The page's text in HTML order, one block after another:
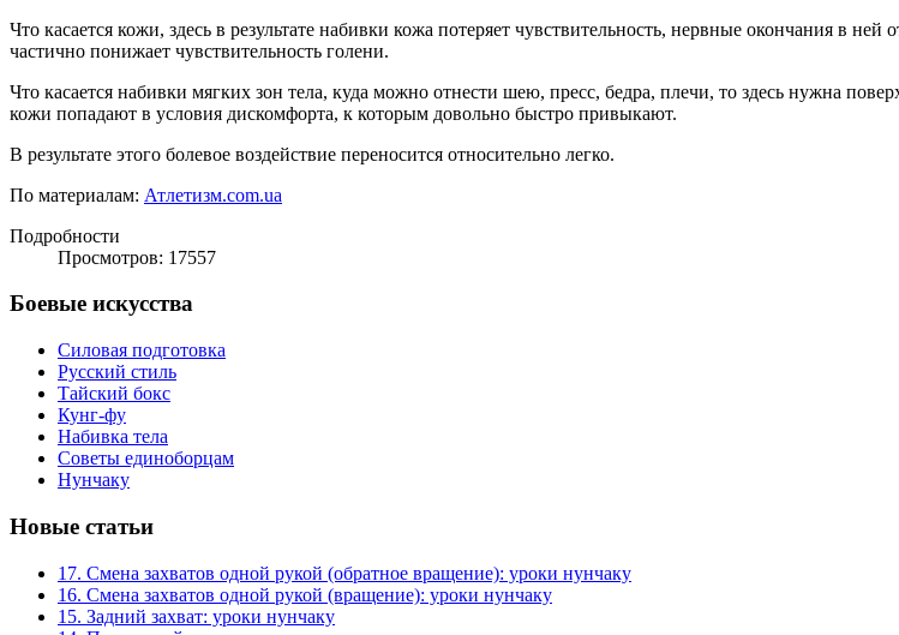
Что касается кожи, здесь в результате набивки кожа потеряет чувствительность, нервные окончания в
частично понижает чувствительность голени.
Что касается набивки мягких зон тела, куда можно отнести шею, пресс, бедра, плечи, то здесь нужна
кожи попадают в условия дискомфорта, к которым довольно быстро привыкают.
В результате этого болевое воздействие переносится относительно легко.
По материалам: Атлетизм.com.ua
Подробности
Просмотров: 17557
Боевые искусства
Силовая подготовка
Русский стиль
Тайский бокс
Кунг-фу
Набивка тела
Советы единоборцам
Нунчаку
Новые статьи
17. Смена захватов одной рукой (обратное вращение): уроки нунчаку
16. Смена захватов одной рукой (вращение): уроки нунчаку
15. Задний захват: уроки нунчаку